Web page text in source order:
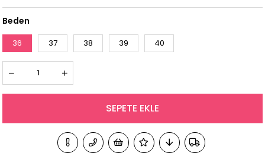
Beden
36 37 38 39 40